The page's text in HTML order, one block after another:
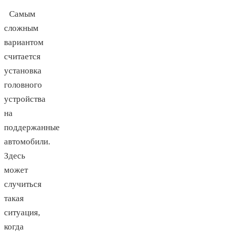
Самым
сложным
вариантом
считается
установка
головного
устройства
на
поддержанные
автомобили.
Здесь
может
случиться
такая
ситуация,
когда